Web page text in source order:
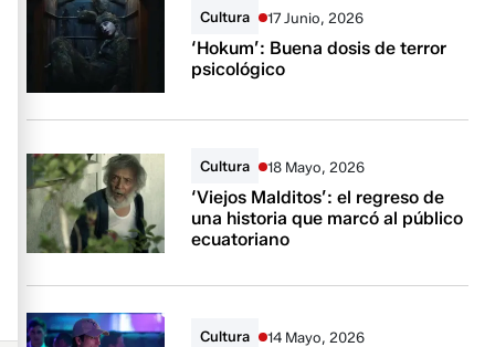
Cultura 17 Junio, 2026
‘Hokum’: Buena dosis de terror
psicológico
Cultura 18 Mayo, 2026
‘Viejos Malditos’: el regreso de
una historia que marcó al público
ecuatoriano
Cultura 14 Mayo, 2026